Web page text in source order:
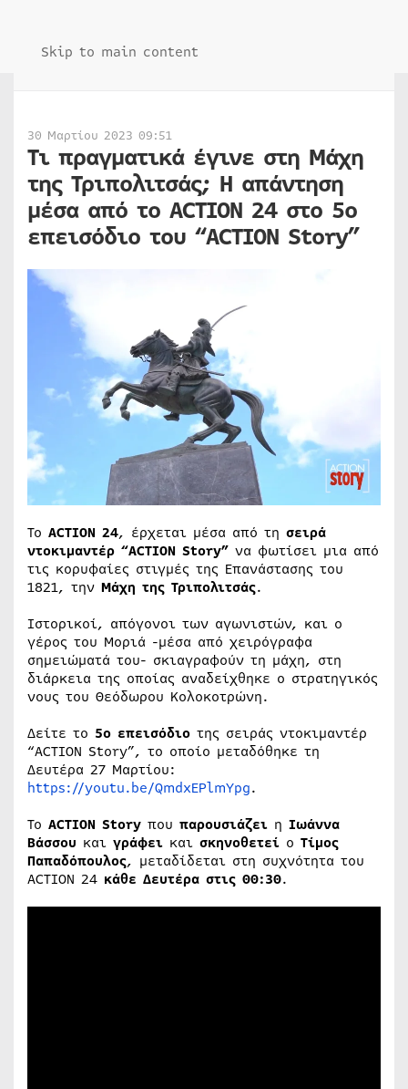
Skip to main content
30 Μαρτίου 2023 09:51
Τι πραγματικά έγινε στη Μάχη
της Τριπολιτσάς; Η απάντηση
μέσα από το ACTION 24 στο 5ο
επεισόδιο του “ACTION Story”
Το ACTION 24, έρχεται μέσα από τη σειρά
ντοκιμαντέρ “ACTION Story” να φωτίσει μια από
τις κορυφαίες στιγμές της Επανάστασης του
1821, την Μάχη της Τριπολιτσάς.
Ιστορικοί, απόγονοι των αγωνιστών, και ο
γέρος του Μοριά -μέσα από χειρόγραφα
σημειώματά του- σκιαγραφούν τη μάχη, στη
διάρκεια της οποίας αναδείχθηκε ο στρατηγικός
νους του Θεόδωρου Κολοκοτρώνη.
Δείτε το 5ο επεισόδιο της σειράς ντοκιμαντέρ
“ACTION Story”, το οποίο μεταδόθηκε τη
Δευτέρα 27 Μαρτίου:
https://youtu.be/QmdxEPlmYpg.
Το ACTION Story που παρουσιάζει η Ιωάννα
Βάσσου και γράφει και σκηνοθετεί ο Τίμος
Παπαδόπουλος, μεταδίδεται στη συχνότητα του
ACTION 24 κάθε Δευτέρα στις 00:30.